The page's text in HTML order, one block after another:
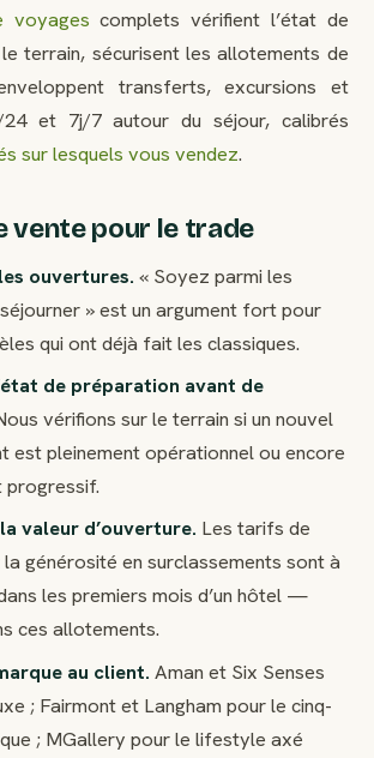
voyages complets vérifient l’état de
terrain, sécurisent les allotements de
transferts, excursions et
24 et 7j/7 autour du séjour, calibrés
sur lesquels vous vendez.
vente pour le trade
ouvertures. « Soyez parmi les
» est un argument fort pour
qui ont déjà fait les classiques.
de préparation avant de
vérifions sur le terrain si un nouvel
est pleinement opérationnel ou encore
progressif.
valeur d’ouverture. Les tarifs de
générosité en surclassements sont à
les premiers mois d’un hôtel —
ces allotements.
au client. Aman et Six Senses
; Fairmont et Langham pour le cinq-
; MGallery pour le lifestyle axé